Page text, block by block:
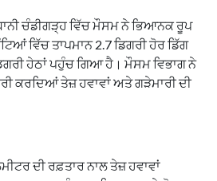
ਚੰਡੀਗੜ੍ਹ ਵਿੱਚ ਮੌਸਮ ਨੇ ਭਿਆਨਕ ਰੂਪ
ਵਿੱਚ ਤਾਪਮਾਨ 2.7 ਡਿਗਰੀ ਹੋਰ ਡਿੱਗ
ਹੇਠਾਂ ਪਹੁੰਚ ਗਿਆ ਹੈ। ਮੌਸਮ ਵਿਭਾਗ ਨੇ
ਕਰਦਿਆਂ ਤੇਜ਼ ਹਵਾਵਾਂ ਅਤੇ ਗੜੇਮਾਰੀ ਦੀ
ਦੀ ਰਫ਼ਤਾਰ ਨਾਲ ਤੇਜ਼ ਹਵਾਵਾਂ